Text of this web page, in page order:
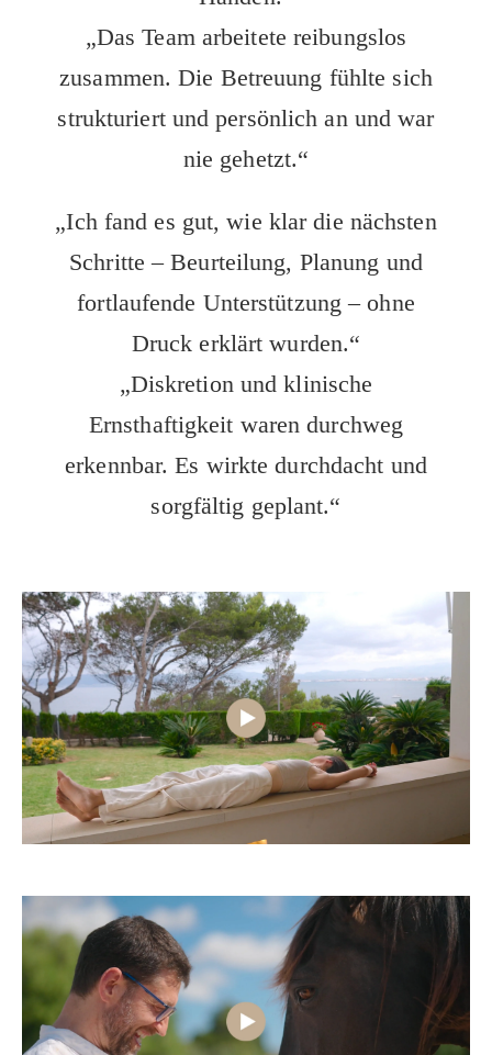
„Das Team arbeitete reibungslos
zusammen. Die Betreuung fühlte sich
strukturiert und persönlich an und war
nie gehetzt.“
„Ich fand es gut, wie klar die nächsten
Schritte – Beurteilung, Planung und
fortlaufende Unterstützung – ohne
Druck erklärt wurden.“
„Diskretion und klinische
Ernsthaftigkeit waren durchweg
erkennbar. Es wirkte durchdacht und
sorgfältig geplant.“